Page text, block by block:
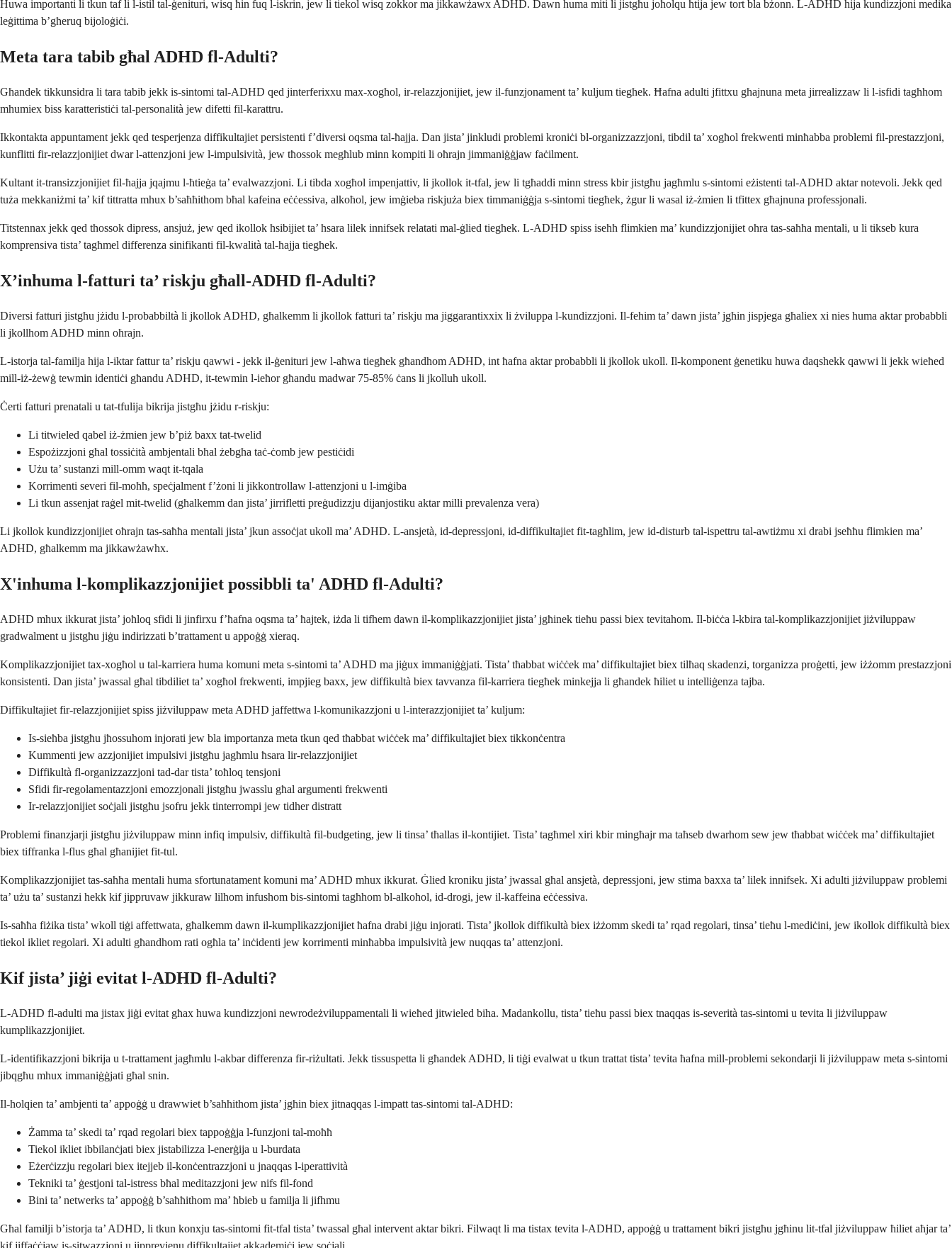
Huwa importanti li tkun taf li l-istil tal-ġenituri, wisq ħin fuq l-iskrin, jew li tiekol wisq zokkor ma jikkawżawx ADHD. Dawn huma miti li jistgħu joħolqu ħtija jew tort bla bżonn. L-ADHD hija kundizzjoni medika
leġittima b’għeruq bijoloġiċi.
Meta tara tabib għal ADHD fl-Adulti?
Għandek tikkunsidra li tara tabib jekk is-sintomi tal-ADHD qed jinterferixxu max-xogħol, ir-relazzjonijiet, jew il-funzjonament ta’ kuljum tiegħek. Ħafna adulti jfittxu għajnuna meta jirrealizzaw li l-isfidi tagħhom
mhumiex biss karatteristiċi tal-personalità jew difetti fil-karattru.
Ikkontakta appuntament jekk qed tesperjenza diffikultajiet persistenti f’diversi oqsma tal-ħajja. Dan jista’ jinkludi problemi kroniċi bl-organizzazzjoni, tibdil ta’ xogħol frekwenti minħabba problemi fil-prestazzjoni,
kunflitti fir-relazzjonijiet dwar l-attenzjoni jew l-impulsività, jew tħossok megħlub minn kompiti li oħrajn jimmaniġġjaw faċilment.
Kultant it-transizzjonijiet fil-ħajja jqajmu l-ħtieġa ta’ evalwazzjoni. Li tibda xogħol impenjattiv, li jkollok it-tfal, jew li tgħaddi minn stress kbir jistgħu jagħmlu s-sintomi eżistenti tal-ADHD aktar notevoli. Jekk qed
tuża mekkaniżmi ta’ kif tittratta mhux b’saħħithom bħal kafeina eċċessiva, alkoħol, jew imġieba riskjuża biex timmaniġġja s-sintomi tiegħek, żgur li wasal iż-żmien li tfittex għajnuna professjonali.
Titstennax jekk qed tħossok dipress, ansjuż, jew qed ikollok ħsibijiet ta’ ħsara lilek innifsek relatati mal-ġlied tiegħek. L-ADHD spiss iseħħ flimkien ma’ kundizzjonijiet oħra tas-saħħa mentali, u li tikseb kura
komprensiva tista’ tagħmel differenza sinifikanti fil-kwalità tal-ħajja tiegħek.
X’inhuma l-fatturi ta’ riskju għall-ADHD fl-Adulti?
Diversi fatturi jistgħu jżidu l-probabbiltà li jkollok ADHD, għalkemm li jkollok fatturi ta’ riskju ma jiggarantixxix li żviluppa l-kundizzjoni. Il-fehim ta’ dawn jista’ jgħin jispjega għaliex xi nies huma aktar probabbli
li jkollhom ADHD minn oħrajn.
L-istorja tal-familja hija l-iktar fattur ta’ riskju qawwi - jekk il-ġenituri jew l-aħwa tiegħek għandhom ADHD, int ħafna aktar probabbli li jkollok ukoll. Il-komponent ġenetiku huwa daqshekk qawwi li jekk wieħed
mill-iż-żewġ tewmin identiċi għandu ADHD, it-tewmin l-ieħor għandu madwar 75-85% ċans li jkolluh ukoll.
Ċerti fatturi prenatali u tat-tfulija bikrija jistgħu jżidu r-riskju:
Li titwieled qabel iż-żmien jew b’piż baxx tat-twelid
Espożizzjoni għal tossiċità ambjentali bħal żebgħa taċ-ċomb jew pestiċidi
Użu ta’ sustanzi mill-omm waqt it-tqala
Korrimenti severi fil-moħħ, speċjalment f’żoni li jikkontrollaw l-attenzjoni u l-imġiba
Li tkun assenjat raġel mit-twelid (għalkemm dan jista’ jirrifletti preġudizzju dijanjostiku aktar milli prevalenza vera)
Li jkollok kundizzjonijiet oħrajn tas-saħħa mentali jista’ jkun assoċjat ukoll ma’ ADHD. L-ansjetà, id-depressjoni, id-diffikultajiet fit-tagħlim, jew id-disturb tal-ispettru tal-awtiżmu xi drabi jseħħu flimkien ma’
ADHD, għalkemm ma jikkawżawhx.
X'inhuma l-komplikazzjonijiet possibbli ta' ADHD fl-Adulti?
ADHD mhux ikkurat jista’ joħloq sfidi li jinfirxu f’ħafna oqsma ta’ ħajtek, iżda li tifhem dawn il-komplikazzjonijiet jista’ jgħinek tieħu passi biex tevitahom. Il-biċċa l-kbira tal-komplikazzjonijiet jiżviluppaw
gradwalment u jistgħu jiġu indirizzati b’trattament u appoġġ xieraq.
Komplikazzjonijiet tax-xogħol u tal-karriera huma komuni meta s-sintomi ta’ ADHD ma jiġux immaniġġjati. Tista’ tħabbat wiċċek ma’ diffikultajiet biex tilħaq skadenzi, torganizza proġetti, jew iżżomm prestazzjoni
konsistenti. Dan jista’ jwassal għal tibdiliet ta’ xogħol frekwenti, impjieg baxx, jew diffikultà biex tavvanza fil-karriera tiegħek minkejja li għandek ħiliet u intelliġenza tajba.
Diffikultajiet fir-relazzjonijiet spiss jiżviluppaw meta ADHD jaffettwa l-komunikazzjoni u l-interazzjonijiet ta’ kuljum:
Is-sieħba jistgħu jħossuhom injorati jew bla importanza meta tkun qed tħabbat wiċċek ma’ diffikultajiet biex tikkonċentra
Kummenti jew azzjonijiet impulsivi jistgħu jagħmlu ħsara lir-relazzjonijiet
Diffikultà fl-organizzazzjoni tad-dar tista’ toħloq tensjoni
Sfidi fir-regolamentazzjoni emozzjonali jistgħu jwasslu għal argumenti frekwenti
Ir-relazzjonijiet soċjali jistgħu jsofru jekk tinterrompi jew tidher distratt
Problemi finanzjarji jistgħu jiżviluppaw minn infiq impulsiv, diffikultà fil-budgeting, jew li tinsa’ tħallas il-kontijiet. Tista’ tagħmel xiri kbir mingħajr ma taħseb dwarhom sew jew tħabbat wiċċek ma’ diffikultajiet
biex tiffranka l-flus għal għanijiet fit-tul.
Komplikazzjonijiet tas-saħħa mentali huma sfortunatament komuni ma’ ADHD mhux ikkurat. Ġlied kroniku jista’ jwassal għal ansjetà, depressjoni, jew stima baxxa ta’ lilek innifsek. Xi adulti jiżviluppaw problemi
ta’ użu ta’ sustanzi hekk kif jippruvaw jikkuraw lilhom infushom bis-sintomi tagħhom bl-alkoħol, id-drogi, jew il-kaffeina eċċessiva.
Is-saħħa fiżika tista’ wkoll tiġi affettwata, għalkemm dawn il-kumplikazzjonijiet ħafna drabi jiġu injorati. Tista’ jkollok diffikultà biex iżżomm skedi ta’ rqad regolari, tinsa’ tieħu l-mediċini, jew ikollok diffikultà biex
tiekol ikliet regolari. Xi adulti għandhom rati ogħla ta’ inċidenti jew korrimenti minħabba impulsività jew nuqqas ta’ attenzjoni.
Kif jista’ jiġi evitat l-ADHD fl-Adulti?
L-ADHD fl-adulti ma jistax jiġi evitat għax huwa kundizzjoni newrodeżviluppamentali li wieħed jitwieled biha. Madankollu, tista’ tieħu passi biex tnaqqas is-severità tas-sintomi u tevita li jiżviluppaw
kumplikazzjonijiet.
L-identifikazzjoni bikrija u t-trattament jagħmlu l-akbar differenza fir-riżultati. Jekk tissuspetta li għandek ADHD, li tiġi evalwat u tkun trattat tista’ tevita ħafna mill-problemi sekondarji li jiżviluppaw meta s-sintomi
jibqgħu mhux immaniġġjati għal snin.
Il-ħolqien ta’ ambjenti ta’ appoġġ u drawwiet b’saħħithom jista’ jgħin biex jitnaqqas l-impatt tas-sintomi tal-ADHD:
Żamma ta’ skedi ta’ rqad regolari biex tappoġġja l-funzjoni tal-moħħ
Tiekol ikliet ibbilanċjati biex jistabilizza l-enerġija u l-burdata
Eżerċizzju regolari biex itejjeb il-konċentrazzjoni u jnaqqas l-iperattività
Tekniki ta’ ġestjoni tal-istress bħal meditazzjoni jew nifs fil-fond
Bini ta’ netwerks ta’ appoġġ b’saħħithom ma’ ħbieb u familja li jifhmu
Għal familji b’istorja ta’ ADHD, li tkun konxju tas-sintomi fit-tfal tista’ twassal għal intervent aktar bikri. Filwaqt li ma tistax tevita l-ADHD, appoġġ u trattament bikri jistgħu jgħinu lit-tfal jiżviluppaw ħiliet aħjar ta’
kif jiffaċċjaw is-sitwazzjoni u jipprevjenu diffikultajiet akkademiċi jew soċjali.